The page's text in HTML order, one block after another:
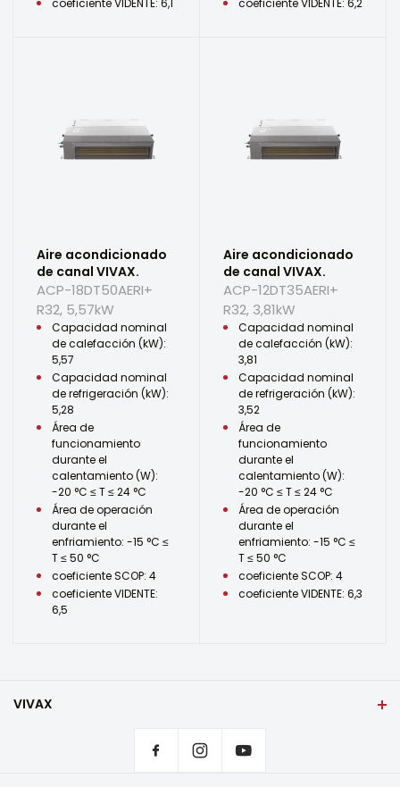
coeficiente VIDENTE: 6,1
coeficiente VIDENTE: 6,2
Aire acondicionado
de canal VIVAX.
ACP-18DT50AERI+
R32, 5,57kW
Capacidad nominal
de calefacción (kW):
5,57
Capacidad nominal
de refrigeración (kW):
5,28
Área de
funcionamiento
durante el
calentamiento (W):
-20 °C ≤ T ≤ 24 °C
Área de operación
durante el
enfriamiento: -15 °C ≤
T ≤ 50 °C
coeficiente SCOP: 4
coeficiente VIDENTE:
6,5
Aire acondicionado
de canal VIVAX.
ACP-12DT35AERI+
R32, 3,81kW
Capacidad nominal
de calefacción (kW):
3,81
Capacidad nominal
de refrigeración (kW):
3,52
Área de
funcionamiento
durante el
calentamiento (W):
-20 °C ≤ T ≤ 24 °C
Área de operación
durante el
enfriamiento: -15 °C ≤
T ≤ 50 °C
coeficiente SCOP: 4
coeficiente VIDENTE: 6,3
VIVAX
¿Dónde comprar productos VIVAX?